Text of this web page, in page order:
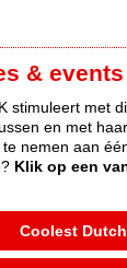
& events
stimuleert met
en met
nemen aan
Klik op een
Coolest